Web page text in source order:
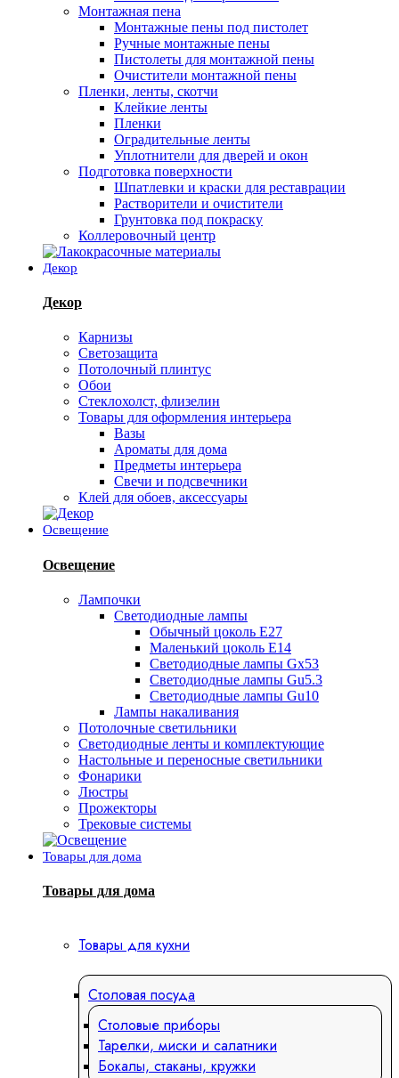
Монтажная пена
Монтажные пены под пистолет
Ручные монтажные пены
Пистолеты для монтажной пены
Очистители монтажной пены
Пленки, ленты, скотчи
Клейкие ленты
Пленки
Оградительные ленты
Уплотнители для дверей и окон
Подготовка поверхности
Шпатлевки и краски для реставрации
Растворители и очистители
Грунтовка под покраску
Коллеровочный центр
Декор
Декор
Карнизы
Светозащита
Потолочный плинтус
Обои
Стеклохолст, флизелин
Товары для оформления интерьера
Вазы
Ароматы для дома
Предметы интерьера
Свечи и подсвечники
Клей для обоев, аксессуары
Освещение
Освещение
Лампочки
Светодиодные лампы
Обычный цоколь Е27
Маленький цоколь Е14
Светодиодные лампы Gx53
Светодиодные лампы Gu5.3
Светодиодные лампы Gu10
Лампы накаливания
Потолочные светильники
Светодиодные ленты и комплектующие
Настольные и переносные светильники
Фонарики
Люстры
Прожекторы
Трековые системы
Товары для дома
Товары для дома
Товары для кухни
Столовая посуда
Столовые приборы
Тарелки, миски и салатники
Бокалы, стаканы, кружки